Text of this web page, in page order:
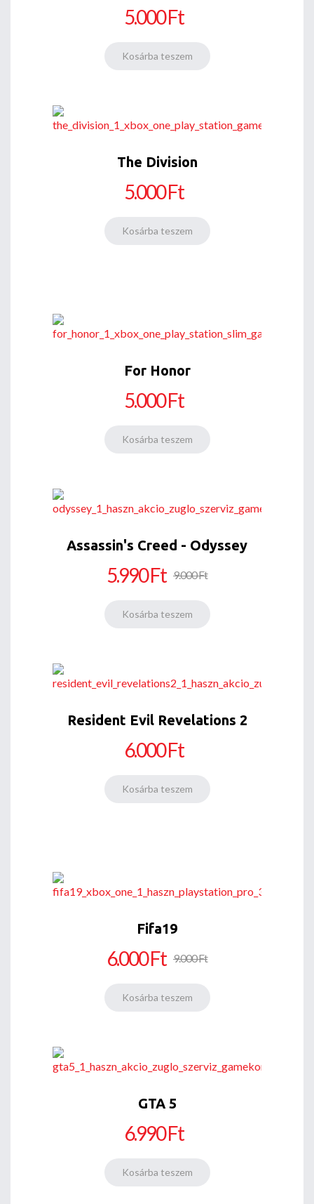
5.000 Ft
The Division
5.000 Ft
For Honor
5.000 Ft
Assassin's Creed - Odyssey
5.990 Ft 9.000 Ft
Resident Evil Revelations 2
6.000 Ft
Fifa19
6.000 Ft 9.000 Ft
GTA 5
6.990 Ft